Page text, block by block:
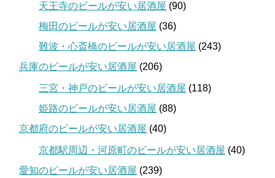
天王寺のビールが安い居酒屋 (90)
梅田のビールが安い居酒屋 (36)
難波・心斎橋のビールが安い居酒屋 (243)
兵庫のビールが安い居酒屋 (206)
三宮・神戸のビールが安い居酒屋 (118)
姫路のビールが安い居酒屋 (88)
京都府のビールが安い居酒屋 (40)
京都駅周辺・河原町のビールが安い居酒屋 (40)
愛知のビールが安い居酒屋 (239)